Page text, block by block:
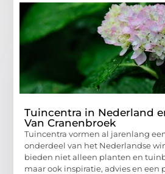
Tuincentra in Nederland
Van Cranenbroek
Tuincentra vormen al jarenlang
onderdeel van het Nederlandse
bieden niet alleen planten en
maar ook inspiratie, advies en een